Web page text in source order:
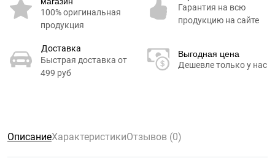
100% оригинальная
продукция
Гарантия на всю
продукцию на сайте
Доставка
Быстрая доставка от
499 руб
Выгодная цена
Дешевле только у нас
ОписаниеХарактеристикиОтзывов (0)